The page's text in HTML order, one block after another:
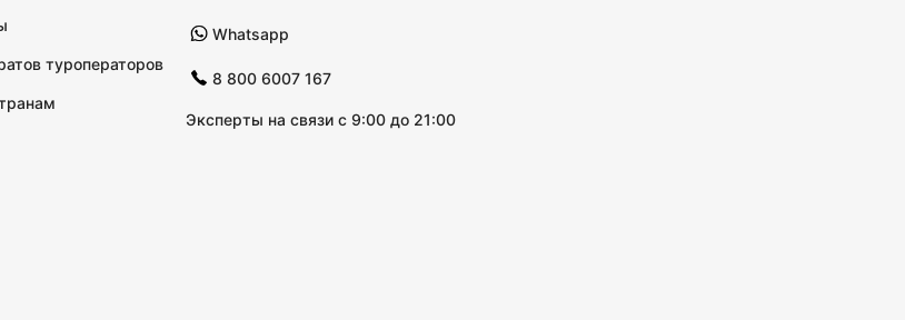
туроператоров
Whatsapp
8 800 6007 167
Эксперты на связи с 9:00 до 21:00